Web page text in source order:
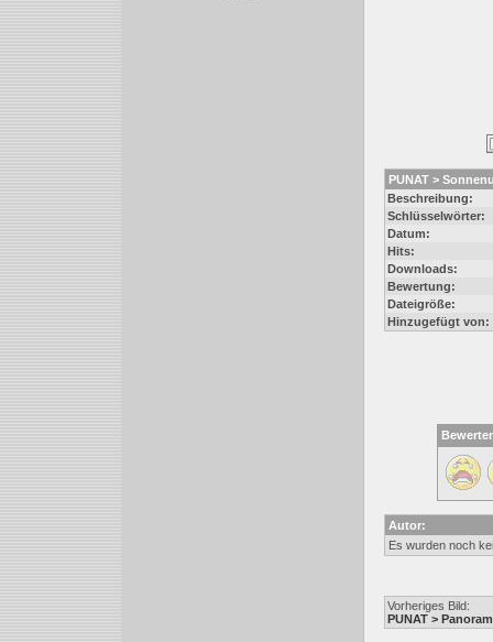
PUNAT >
Beschreibung:
Schlüsselwörter:
Datum:
Hits:
Downloads:
Bewertung:
Dateigröße:
Hinzugefügt von:
Autor:
Es wurden noch
Vorheriges Bild:
PUNAT >